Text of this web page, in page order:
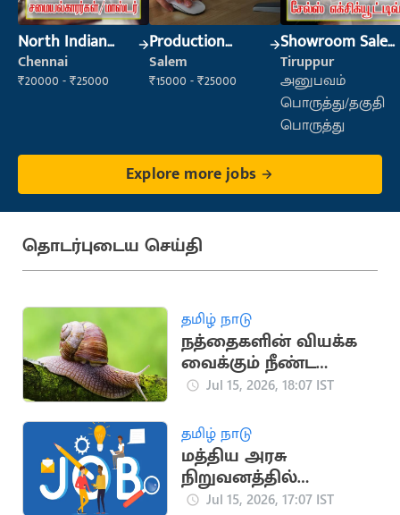
North Indian
Cook
Chennai
₹20000 - ₹25000
Production
Supervisor
Salem
₹15000 - ₹25000
Showroom Sales
Executive (Retail
Sales)
Tiruppur
அனுபவம்
பொருத்து/தகுதி
பொருத்து
Explore more jobs
தொடர்புடைய செய்தி
தமிழ் நாடு
நத்தைகளின் வியக்க
வைக்கும் நீண்ட
ஆயுள் கால
Jul 15, 2026, 18:07 IST
தமிழ் நாடு
மத்திய அரசு
நிறுவனத்தில்
வேலைவாய்ப்பு
Jul 15, 2026, 17:07 IST